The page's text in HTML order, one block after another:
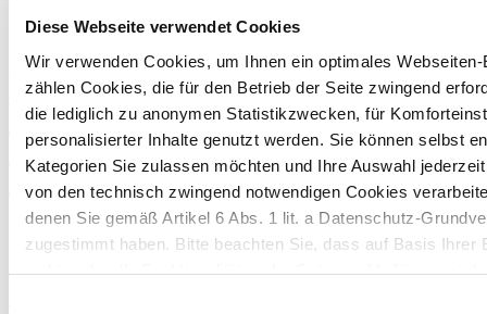
Diese Webseite verwendet Cookies
Wir verwenden Cookies, um Ihnen ein optimales
zählen Cookies, die für den Betrieb der Seite zwingend
die lediglich zu anonymen Statistikzwecken, für
personalisierter Inhalte genutzt werden. Sie können selbst
Kategorien Sie zulassen möchten und Ihre Auswahl
von den technisch zwingend notwendigen Cookies
denen Sie gemäß Artikel 6 Abs. 1 lit. a Datenschutz-
zugestimmt haben. Bitte beachten Sie, dass auf Basis Ihrer
Packaging
15/12/25
Customer Stories
Lancôme Holiday Packaging: Wenn mit
der besonderen Verpackung besondere
Momente beginnen.